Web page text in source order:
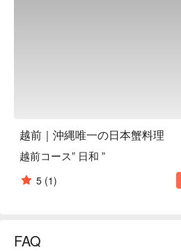
越前｜沖縄唯一の日本蟹料理
越前コース” 日和 ”
5 (1)
FAQ